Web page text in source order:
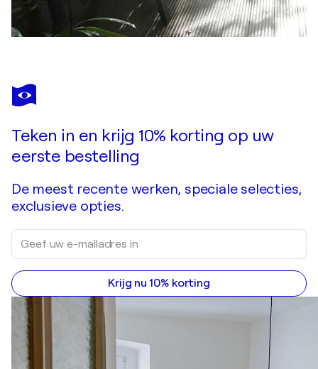
Teken in en krijg 10% korting op uw
eerste bestelling
De meest recente werken, speciale selecties,
exclusieve opties.
Krijg nu 10% korting